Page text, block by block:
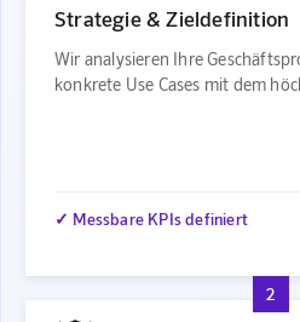
Strategie & Zieldefinition
Wir analysieren Ihre
konkrete Use Cases mit dem
✓ Messbare KPIs definiert
2